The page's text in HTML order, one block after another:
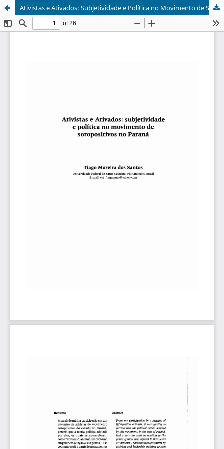
Ativistas e Ativados: Subjetividade e Política no Movimento de Soropositivos no Paraná